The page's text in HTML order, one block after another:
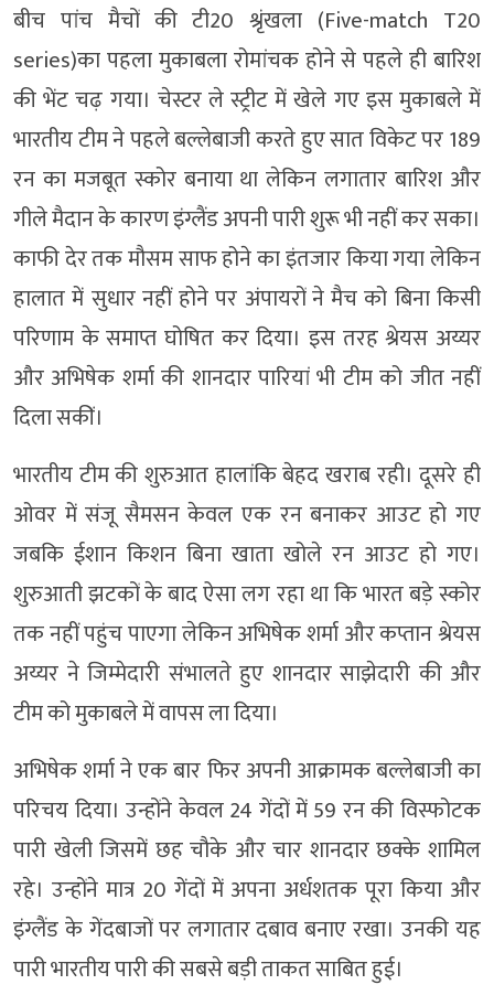
बीच पांच मैचों की टी20 श्रृंखला (Five-match T20
series)का पहला मुकाबला रोमांचक होने से पहले ही बारिश
की भेंट चढ़ गया। चेस्टर ले स्ट्रीट में खेले गए इस मुकाबले में
भारतीय टीम ने पहले बल्लेबाजी करते हुए सात विकेट पर 189
रन का मजबूत स्कोर बनाया था लेकिन लगातार बारिश और
गीले मैदान के कारण इंग्लैंड अपनी पारी शुरू भी नहीं कर सका।
काफी देर तक मौसम साफ होने का इंतजार किया गया लेकिन
हालात में सुधार नहीं होने पर अंपायरों ने मैच को बिना किसी
परिणाम के समाप्त घोषित कर दिया। इस तरह श्रेयस अय्यर
और अभिषेक शर्मा की शानदार पारियां भी टीम को जीत नहीं
दिला सकीं।
भारतीय टीम की शुरुआत हालांकि बेहद खराब रही। दूसरे ही
ओवर में संजू सैमसन केवल एक रन बनाकर आउट हो गए
जबकि ईशान किशन बिना खाता खोले रन आउट हो गए।
शुरुआती झटकों के बाद ऐसा लग रहा था कि भारत बड़े स्कोर
तक नहीं पहुंच पाएगा लेकिन अभिषेक शर्मा और कप्तान श्रेयस
अय्यर ने जिम्मेदारी संभालते हुए शानदार साझेदारी की और
टीम को मुकाबले में वापस ला दिया।
अभिषेक शर्मा ने एक बार फिर अपनी आक्रामक बल्लेबाजी का
परिचय दिया। उन्होंने केवल 24 गेंदों में 59 रन की विस्फोटक
पारी खेली जिसमें छह चौके और चार शानदार छक्के शामिल
रहे। उन्होंने मात्र 20 गेंदों में अपना अर्धशतक पूरा किया और
इंग्लैंड के गेंदबाजों पर लगातार दबाव बनाए रखा। उनकी यह
पारी भारतीय पारी की सबसे बड़ी ताकत साबित हुई।